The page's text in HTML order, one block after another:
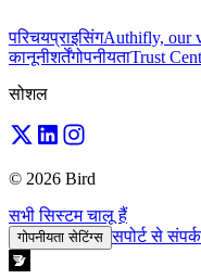
परिचयप्राइसिंगAuthifly, our
कानूनीशर्तेंगोपनीयताTrust
सोशल
© 2026 Bird
सभी सिस्टम चालू हैं
गोपनीयता सेटिंग्स सपोर्ट से